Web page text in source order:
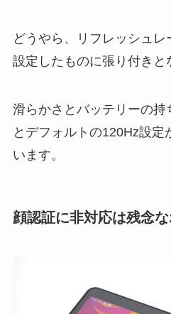
どうやら、リフレッシュレ
設定したものに張り付きと
滑らかさとバッテリーの持
とデフォルトの120Hz設定
います。
顔認証に非対応は残念な